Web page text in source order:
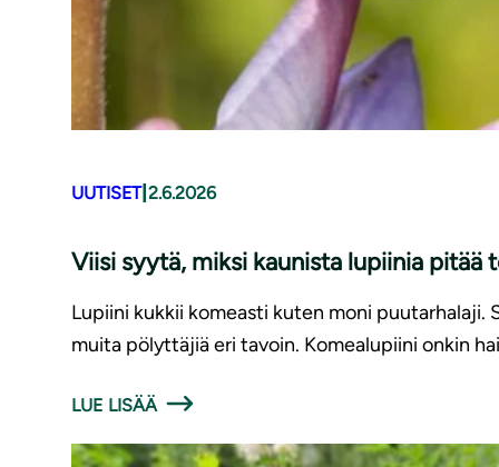
UUTISET| 2.6.2026
Viisi syytä, miksi kaunista lupiinia pitää
Lupiini kukkii komeasti kuten moni puutarhalaji.
muita pölyttäjiä eri tavoin. Komealupiini onkin
LUE LISÄÄ